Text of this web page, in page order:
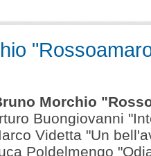
Morchio
Buongiovanni
Videtta "Un
Poldelmengo